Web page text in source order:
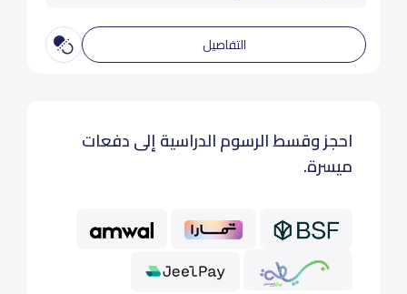
التفاصيل
احجز وقسط الرسوم الدراسية إلى دفعات
ميسرة.